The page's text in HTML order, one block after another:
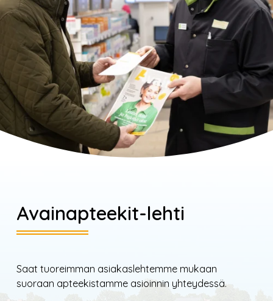
Avainapteekit-lehti
Saat tuoreimman asiakaslehtemme mukaan
suoraan apteekistamme asioinnin yhteydessä.